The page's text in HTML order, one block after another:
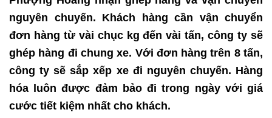
nguyên chuyến. Khách hàng cần vận chuyển
đơn hàng từ vài chục kg đến vài tấn, công ty sẽ
ghép hàng đi chung xe. Với đơn hàng trên 8 tấn,
công ty sẽ sắp xếp xe đi nguyên chuyến. Hàng
hóa luôn được đảm bảo đi trong ngày với giá
cước tiết kiệm nhất cho khách.